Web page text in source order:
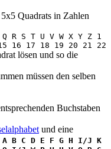
Quadrats in Zahlen
R S T U V W X Y Z 1
16 17 18 19 20 21 22
lösen und so die
müssen den selben
Buchstaben
und eine
A B C D E F G H I/J K